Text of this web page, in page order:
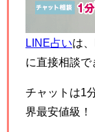
LINE占いは
に直接相談で
チャットは1
界最安値級！